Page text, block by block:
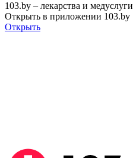
103.by – лекарства и медуслуги
Открыть в приложении 103.by
Открыть